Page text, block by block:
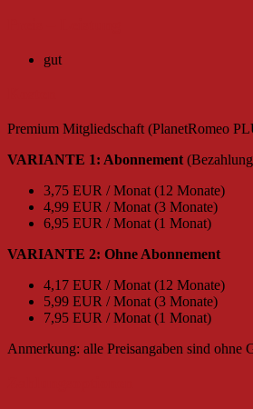
gut
Premium Mitgliedschaft (PlanetRomeo
VARIANTE 1: Abonnement
3,75 EUR / Monat (12 Monate)
4,99 EUR / Monat (3 Monate)
6,95 EUR / Monat (1 Monat)
VARIANTE 2: Ohne Abonnement
4,17 EUR / Monat (12 Monate)
5,99 EUR / Monat (3 Monate)
7,95 EUR / Monat (1 Monat)
Anmerkung: alle Preisangaben sind ohne